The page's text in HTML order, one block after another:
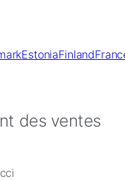
EstoniaFinland
des ventes